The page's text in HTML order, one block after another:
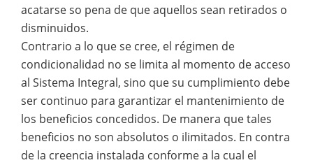
acatarse so pena de que aquellos sean retirados o
disminuidos.
Contrario a lo que se cree, el régimen de
condicionalidad no se limita al momento de acceso
al Sistema Integral, sino que su cumplimiento debe
ser continuo para garantizar el mantenimiento de
los beneficios concedidos. De manera que tales
beneficios no son absolutos o ilimitados. En contra
de la creencia instalada conforme a la cual el